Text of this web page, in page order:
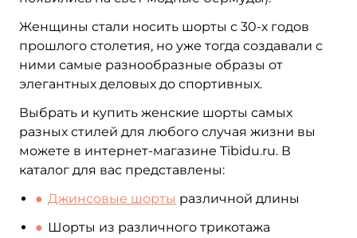
Женщины стали носить шорты с 30-х годов
прошлого столетия, но уже тогда создавали с
ними самые разнообразные образы от
элегантных деловых до спортивных.
Выбрать и купить женские шорты самых
разных стилей для любого случая жизни вы
можете в интернет-магазине Tibidu.ru. В
каталог для вас представлены:
Джинсовые шорты различной длины
Шорты из различного трикотажа